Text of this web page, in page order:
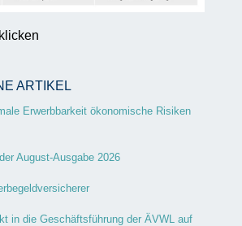
ARTIKEL
Erwerbbarkeit ökonomische Risiken
August-Ausgabe 2026
in die Geschäftsführung der ÄVWL auf